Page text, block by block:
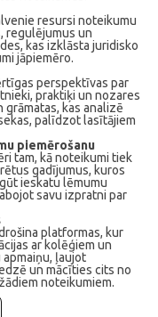
resursi noteikumu
regulējumus un
kas izklāsta juridisko
jāpiemēro.
perspektīvas par
praktiķi un nozares
kas analizē
palīdzot lasītājiem
piemērošanu
tam, kā noteikumi tiek
gadījumus, kuros
ieskatu lēmumu
savu izpratni par
platformas, kur
ar kolēģiem un
ļaujot
un mācīties cits no
noteikumiem.